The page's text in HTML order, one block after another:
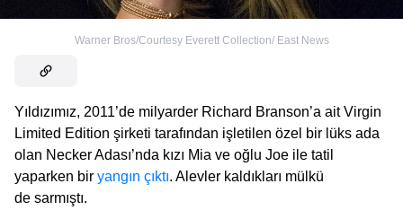
Warner Bros/Courtesy Everett Collection/ East News
Yıldızımız, 2011’de milyarder Richard Branson’a ait Virgin
Limited Edition şirketi tarafından işletilen özel bir lüks ada
olan Necker Adası’nda kızı Mia ve oğlu Joe ile tatil
yaparken bir yangın çıktı. Alevler kaldıkları mülkü
de sarmıştı.